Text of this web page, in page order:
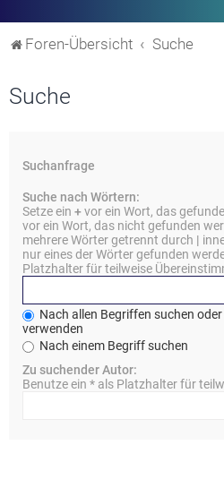
Foren-Übersicht Suche
Suche
Suchanfrage
Suche nach Wörtern:
Setze ein +vor ein Wort, das
vor ein Wort, das nicht gefunden
mehrere Wörter getrennt durch |
nur eines der Wörter gefunden
Platzhalter für teilweise
Nach allen Begriffen suchen
verwenden
Nach einem Begriff suchen
Zu suchender Autor:
Benutze ein * als Platzhalter für